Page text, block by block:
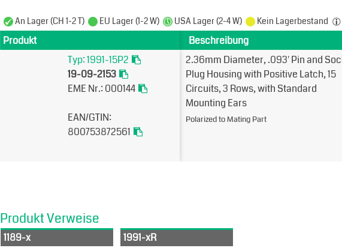
An Lager (CH 1-2 T) EU Lager (1-2 W) USA Lager (2-4 W) Kein Lagerbestand
Produkt Beschreibung
Typ: 1991-15P2
19-09-2153
EME Nr.: 000144
EAN/GTIN:
800753872561
2.36mm Diameter, .093' Pin and
Plug Housing with Positive Latch, 15
Circuits, 3 Rows, with Standard
Mounting Ears
Polarized to Mating Part
Produkt Verweise
1189-x 1991-xR